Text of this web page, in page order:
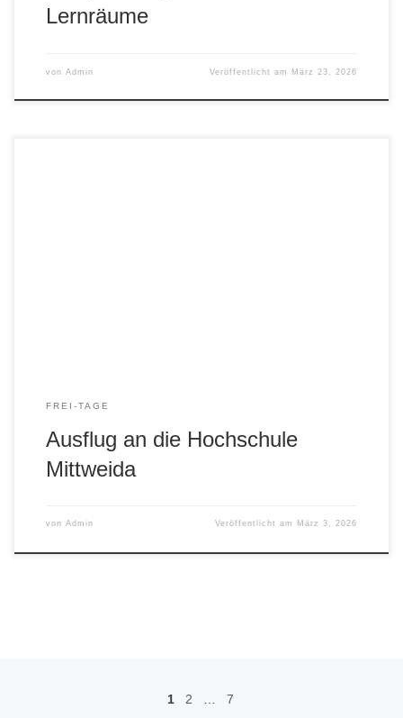
Lernräume
von Admin Veröffentlicht am März 23, 2026
FREI-TAGE
Ausflug an die Hochschule
Mittweida
von Admin Veröffentlicht am März 3, 2026
Beitragsnavigation
1 2 … 7